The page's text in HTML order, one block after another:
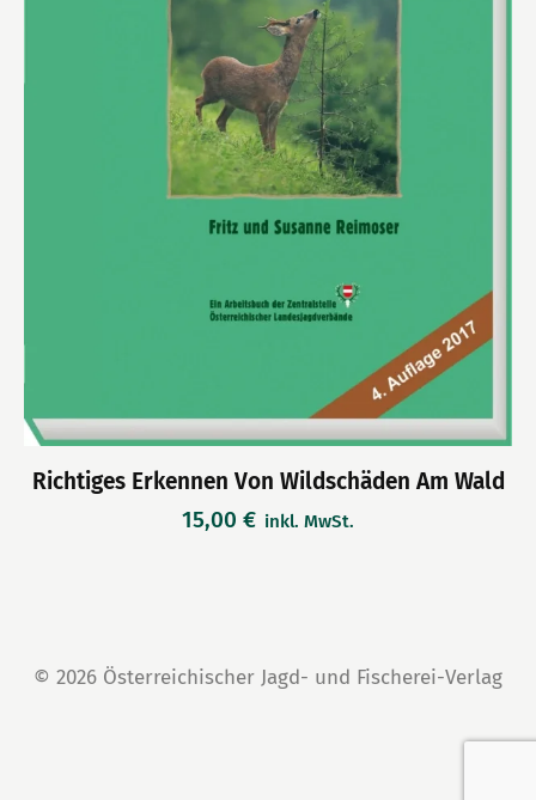
Richtiges Erkennen Von Wildschäden Am Wald
15,00 € inkl. MwSt.
© 2026 Österreichischer Jagd- und Fischerei-Verlag